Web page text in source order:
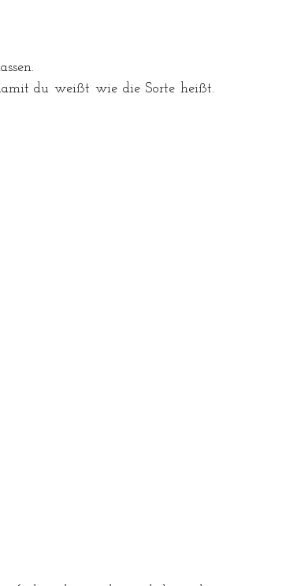
du weißt wie die Sorte heißt.